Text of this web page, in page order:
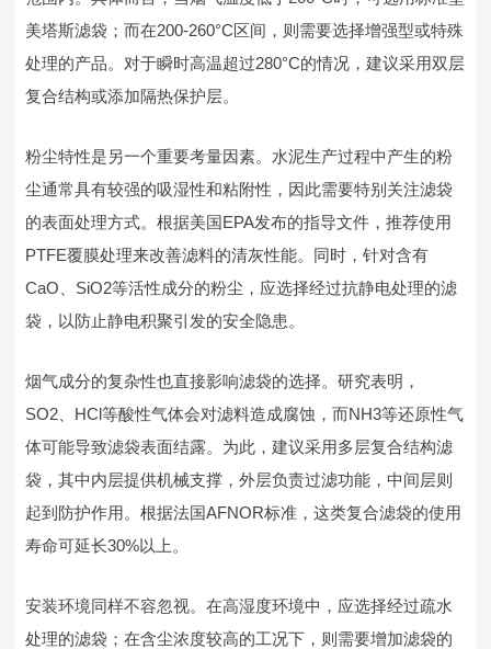
美塔斯滤袋；而在200-260°C区间，则需要选择增强型或特殊
处理的产品。对于瞬时高温超过280°C的情况，建议采用双层
复合结构或添加隔热保护层。
粉尘特性是另一个重要考量因素。水泥生产过程中产生的粉
尘通常具有较强的吸湿性和粘附性，因此需要特别关注滤袋
的表面处理方式。根据美国EPA发布的指导文件，推荐使用
PTFE覆膜处理来改善滤料的清灰性能。同时，针对含有
CaO、SiO2等活性成分的粉尘，应选择经过抗静电处理的滤
袋，以防止静电积聚引发的安全隐患。
烟气成分的复杂性也直接影响滤袋的选择。研究表明，
SO2、HCl等酸性气体会对滤料造成腐蚀，而NH3等还原性气
体可能导致滤袋表面结露。为此，建议采用多层复合结构滤
袋，其中内层提供机械支撑，外层负责过滤功能，中间层则
起到防护作用。根据法国AFNOR标准，这类复合滤袋的使用
寿命可延长30%以上。
安装环境同样不容忽视。在高湿度环境中，应选择经过疏水
处理的滤袋；在含尘浓度较高的工况下，则需要增加滤袋的